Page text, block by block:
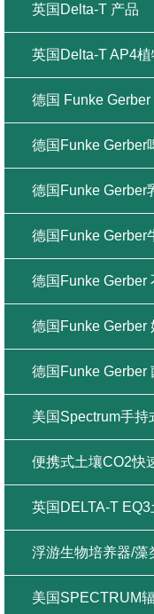
英国Delta-T 产品
英国Delta-T AP4
德国 Funke Gerber
德国Funke Gerber
德国Funke Gerber
德国Funke Gerber
德国Funke Gerber
德国Funke Gerber
度计
德国Funke Gerber
美国Spectrum手持
便携式土壤CO2快
英国DELTA-T
浮游生物培养器/藻
美国SPECTRUM